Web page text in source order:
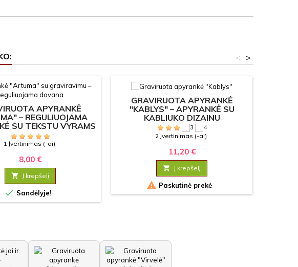
>
<
APYRANKĖ
– REGULIUOJAMA
SU TEKSTU VYRAMS
IR MOTERIMS
1 Įvertinimas (-ai)
8,00 €
 Į krepšelį
 Sandėlyje!
GRAVIRUOTA APYRANKĖ
"KABLYS" – APYRANKĖ SU
KABLIUKO DIZAINU
2 Įvertinimas (-ai)
11,20 €
 Į krepšelį
 Paskutinė prekė